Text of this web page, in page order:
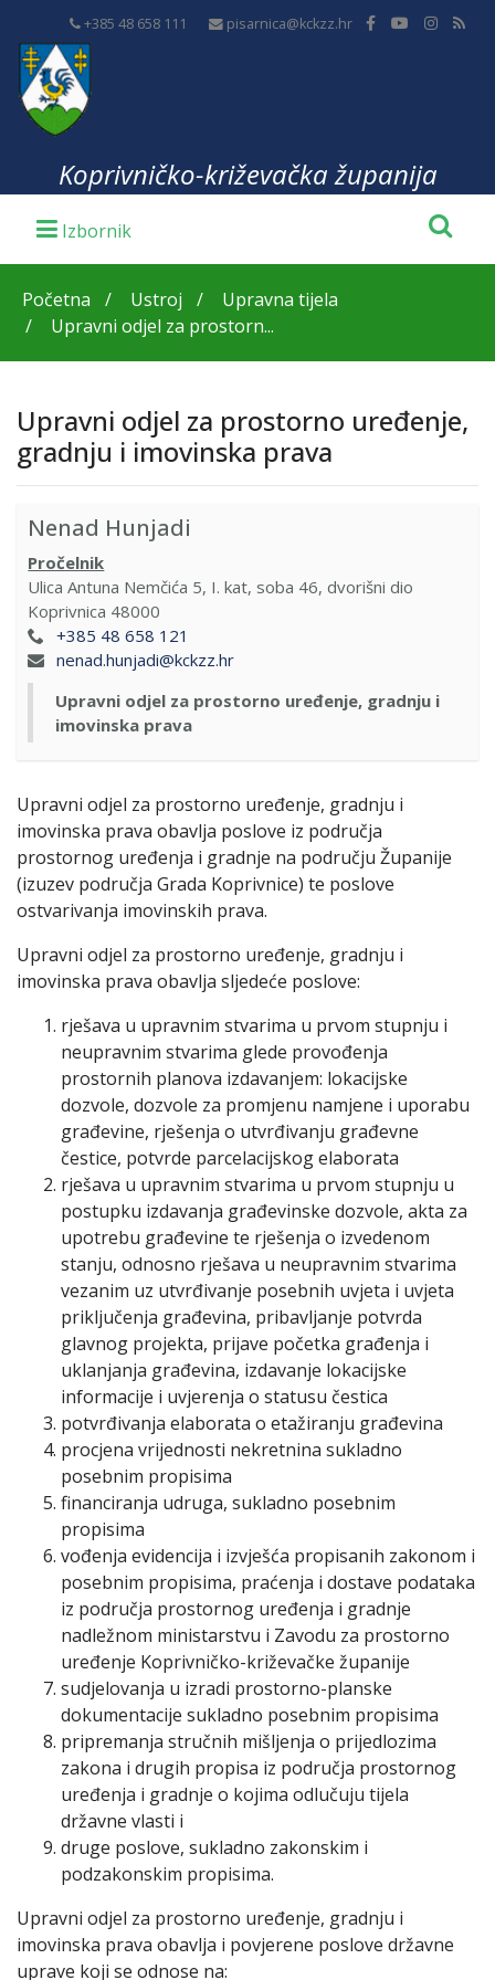
+385 48 658 111 pisarnica@kckzz.hr
Koprivničko-križevačka županija
Početna Ustroj
Upravna tijela
Upravni odjel za prostorn...
Upravni odjel za prostorno uređenje,
gradnju i imovinska prava
Nenad Hunjadi
Pročelnik
Ulica Antuna Nemčića 5, I. kat, soba 46, dvorišni dio
Koprivnica 48000
+385 48 658 121
nenad.hunjadi@kckzz.hr
Upravni odjel za prostorno uređenje, gradnju i
imovinska prava
Upravni odjel za prostorno uređenje, gradnju i
imovinska prava obavlja poslove iz područja
prostornog uređenja i gradnje na području Županije
(izuzev područja Grada Koprivnice) te poslove
ostvarivanja imovinskih prava.
Upravni odjel za prostorno uređenje, gradnju i
imovinska prava obavlja sljedeće poslove:
rješava u upravnim stvarima u prvom stupnju i
neupravnim stvarima glede provođenja
prostornih planova izdavanjem: lokacijske
dozvole, dozvole za promjenu namjene i uporabu
građevine, rješenja o utvrđivanju građevne
čestice, potvrde parcelacijskog elaborata
rješava u upravnim stvarima u prvom stupnju u
postupku izdavanja građevinske dozvole, akta za
upotrebu građevine te rješenja o izvedenom
stanju, odnosno rješava u neupravnim stvarima
vezanim uz utvrđivanje posebnih uvjeta i uvjeta
priključenja građevina, pribavljanje potvrda
glavnog projekta, prijave početka građenja i
uklanjanja građevina, izdavanje lokacijske
informacije i uvjerenja o statusu čestica
potvrđivanja elaborata o etažiranju građevina
procjena vrijednosti nekretnina sukladno
posebnim propisima
financiranja udruga, sukladno posebnim
propisima
vođenja evidencija i izvješća propisanih zakonom i
posebnim propisima, praćenja i dostave podataka
iz područja prostornog uređenja i gradnje
nadležnom ministarstvu i Zavodu za prostorno
uređenje Koprivničko-križevačke županije
sudjelovanja u izradi prostorno-planske
dokumentacije sukladno posebnim propisima
pripremanja stručnih mišljenja o prijedlozima
zakona i drugih propisa iz područja prostornog
uređenja i gradnje o kojima odlučuju tijela
državne vlasti i
druge poslove, sukladno zakonskim i
podzakonskim propisima.
Upravni odjel za prostorno uređenje, gradnju i
imovinska prava obavlja i povjerene poslove državne
uprave koji se odnose na: